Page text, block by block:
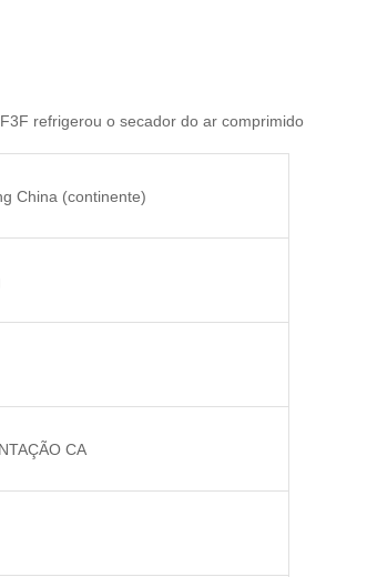
refrigerou o secador do ar comprimido
China (continente)
CA